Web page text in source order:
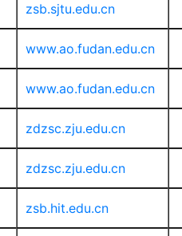
zsb.sjtu.edu.cn
www.ao.fudan.edu.cn
www.ao.fudan.edu.cn
zdzsc.zju.edu.cn
zdzsc.zju.edu.cn
zsb.hit.edu.cn